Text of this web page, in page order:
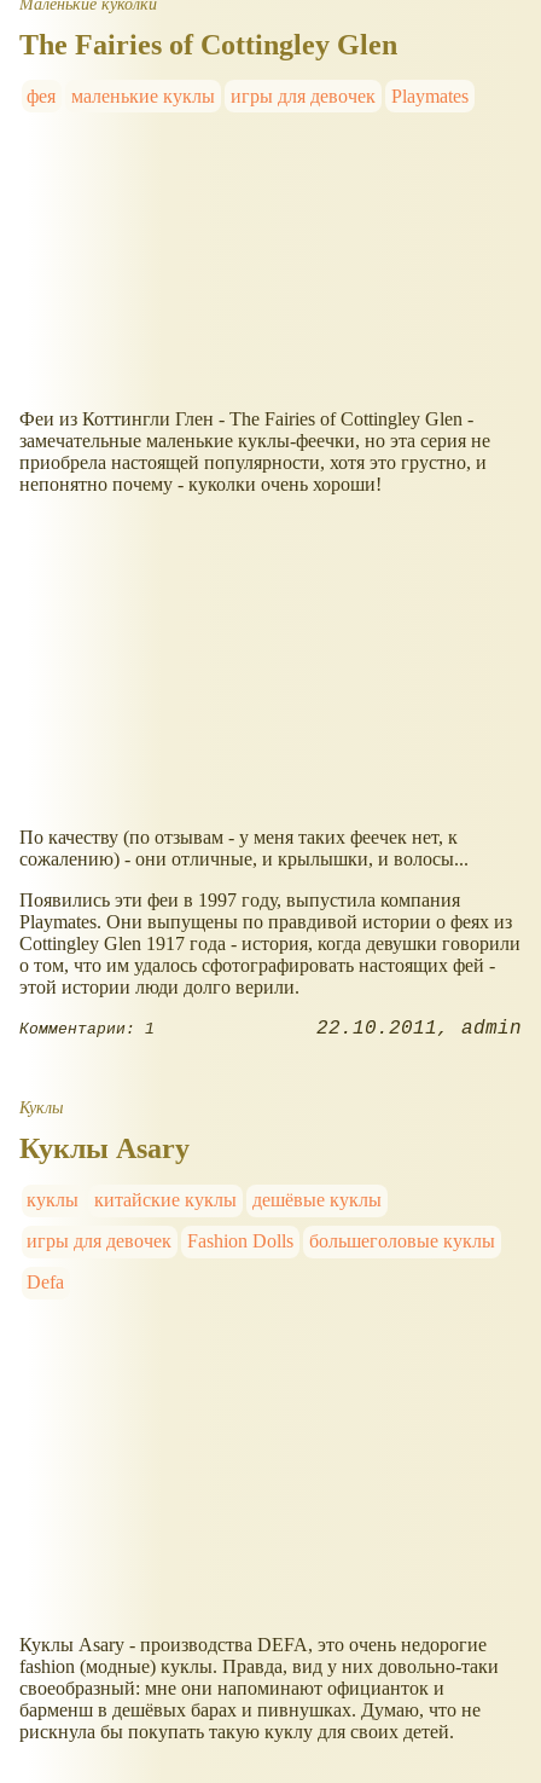
The Fairies of Cottingley Glen
фея маленькие куклы игры для девочек Playmates
Феи из Коттингли Глен - The Fairies of Cottingley Glen -
замечательные маленькие куклы-феечки, но эта серия не
приобрела настоящей популярности, хотя это грустно, и
непонятно почему - куколки очень хороши!
По качеству (по отзывам - у меня таких феечек нет, к
сожалению) - они отличные, и крылышки, и волосы...
Появились эти феи в 1997 году, выпустила компания
Playmates. Они выпущены по правдивой истории о феях из
Cottingley Glen 1917 года - история, когда девушки говорили
о том, что им удалось сфотографировать настоящих фей -
этой истории люди долго верили.
Комментарии: 1 22.10.2011 admin
Куклы
Куклы Asary
куклы китайские куклы
дешёвые куклы
игры для девочек
Fashion Dolls
большеголовые куклы
Defa
Куклы Asary - производства DEFA, это очень недорогие
fashion (модные) куклы. Правда, вид у них довольно-таки
своеобразный: мне они напоминают официанток и
барменш в дешёвых барах и пивнушках. Думаю, что не
рискнула бы покупать такую куклу для своих детей.